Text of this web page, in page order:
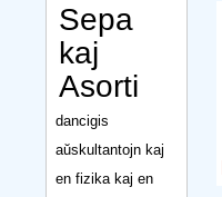
Sepa
kaj
Asorti
dancigis
aŭskultantojn kaj
en fizika kaj en